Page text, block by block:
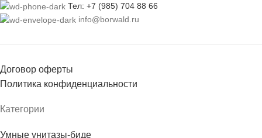
Тел: +7 (985) 704 88 66
info@borwald.ru
Договор оферты
Политика конфиденциальности
Категории
Умные унитазы-биде